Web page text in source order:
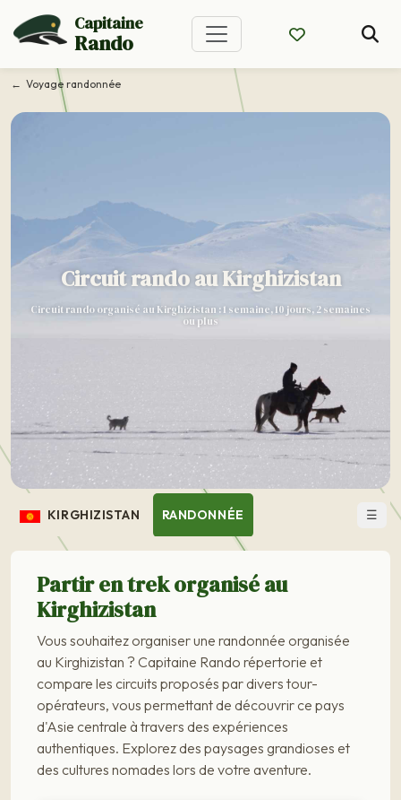
Capitaine
Rando
Voyage randonnée
Circuit rando au Kirghizistan
Circuit rando organisé au Kirghizistan : 1 semaine, 10 jours, 2 semaines
ou plus
KIRGHIZISTAN RANDONNÉE ☰
Partir en trek organisé au
Kirghizistan
Vous souhaitez organiser une randonnée organisée
au Kirghizistan ? Capitaine Rando répertorie et
compare les circuits proposés par divers tour-
opérateurs, vous permettant de découvrir ce pays
d'Asie centrale à travers des expériences
authentiques. Explorez des paysages grandioses et
des cultures nomades lors de votre aventure.